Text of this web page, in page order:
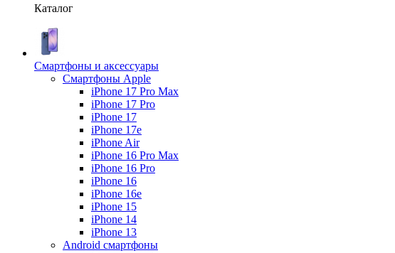
Каталог
Смартфоны и аксессуары
Смартфоны Apple
iPhone 17 Pro Max
iPhone 17 Pro
iPhone 17
iPhone 17e
iPhone Air
iPhone 16 Pro Max
iPhone 16 Pro
iPhone 16
iPhone 16e
iPhone 15
iPhone 14
iPhone 13
Android cмартфоны